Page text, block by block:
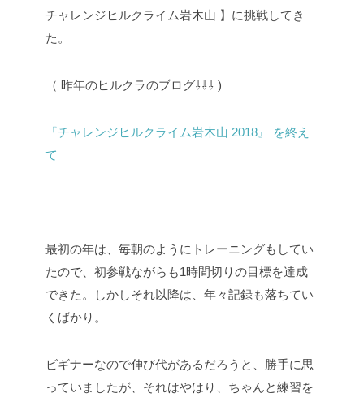
チャレンジヒルクライム岩木山 】に挑戦してき
た。
（ 昨年のヒルクラのブログ⇩⇩⇩ )
『チャレンジヒルクライム岩木山 2018』 を終え
て
最初の年は、毎朝のようにトレーニングもしてい
たので、初参戦ながらも1時間切りの目標を達成
できた。しかしそれ以降は、年々記録も落ちてい
くばかり。
ビギナーなので伸び代があるだろうと、勝手に思
っていましたが、それはやはり、ちゃんと練習を